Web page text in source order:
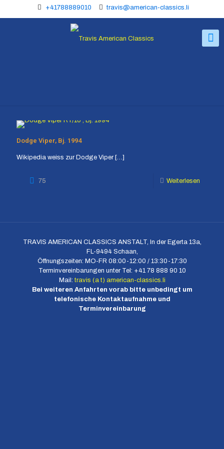
+41788889010 travis@american-classics.li
Dodge Viper, Bj. 1994
Wikipedia weiss zur Dodge Viper […]
75 Weiterlesen
TRAVIS AMERICAN CLASSICS ANSTALT, In der Egerta 13a,
FL-9494 Schaan,
Öffnungszeiten: MO-FR 08:00-12:00 / 13:30-17:30
Terminvereinbarungen unter Tel: +41 78 888 90 10
Mail: travis (a t) american-classics.li
Bei weiteren Anfahrten vorab bitte unbedingt um
telefonische Kontaktaufnahme und
Terminvereinbarung